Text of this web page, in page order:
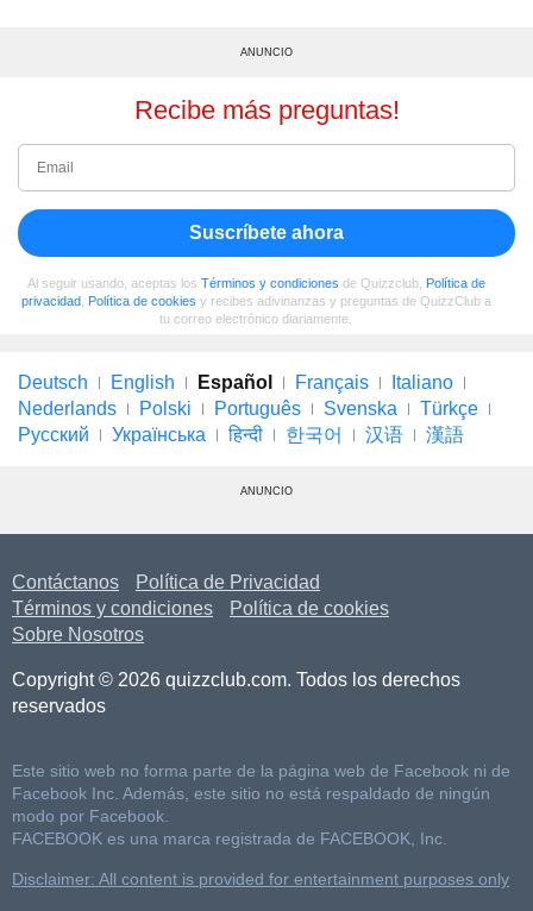
ANUNCIO
Recibe más preguntas!
Suscríbete ahora
Al seguir usando, aceptas los Términos y condiciones de Quizzclub, Política de
privacidad, Política de cookies y recibes adivinanzas y preguntas de QuizzClub a
tu correo electrónico diariamente.
Deutsch English Español Français
Italiano
Nederlands
Polski Português Svenska
Türkçe
Русский
Українська हिन्दी 한국어 汉语 漢語
ANUNCIO
Contáctanos
Política de Privacidad
Términos y condiciones
Política de cookies
Sobre Nosotros
Copyright © 2026 quizzclub.com. Todos los derechos
reservados
Este sitio web no forma parte de la página web de Facebook ni de
Facebook Inc. Además, este sitio no está respaldado de ningún
modo por Facebook.
FACEBOOK es una marca registrada de FACEBOOK, Inc.
Disclaimer: All content is provided for entertainment purposes only